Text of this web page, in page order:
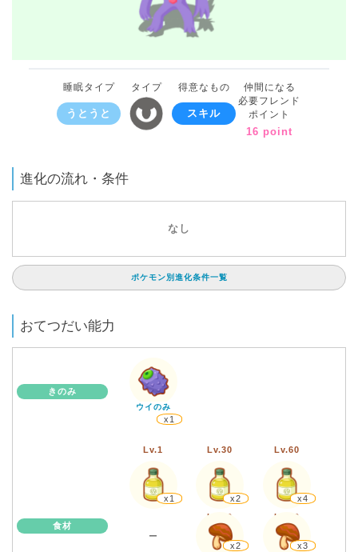
睡眠タイプ
うとうと
タイプ 得意なもの
スキル
仲間になる
必要フレンド
ポイント
16 point
進化の流れ・条件
なし
ポケモン別進化条件一覧
おてつだい能力
きのみ
ウイのみ
x1
食材
Lv.1
x1
Lv.30
x2
Lv.60
x4
ー
Lv.30
x2
Lv.60
x3